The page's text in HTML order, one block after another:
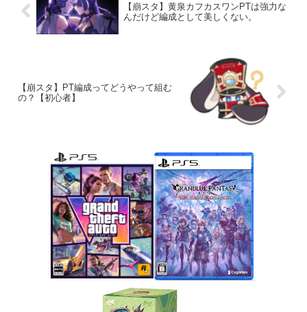
【崩スタ】黄泉カフカスワンPTは強力な
んだけど編成として美しくない。
【崩スタ】PT編成ってどうやって組む
の？【初心者】